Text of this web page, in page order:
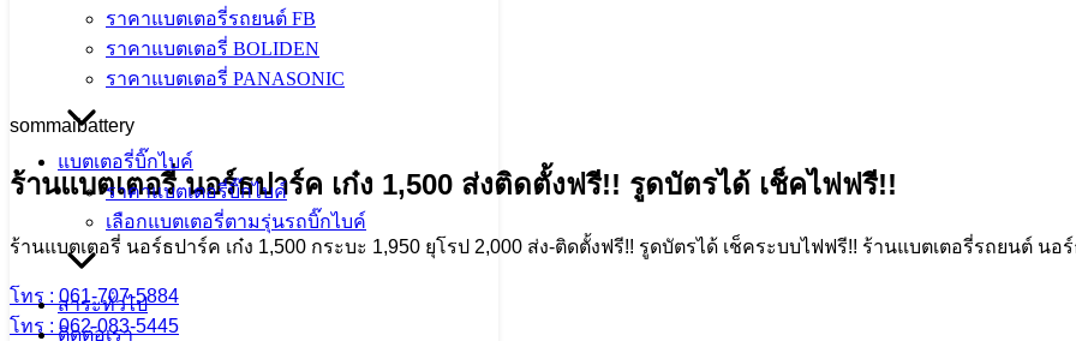
ราคาแบตเตอรี่รถยนต์ FB
ราคาแบตเตอรี่ BOLIDEN
ราคาแบตเตอรี่ PANASONIC
แบตเตอรี่บิ๊กไบค์
ราคาแบตเตอรี่บิ๊กไบค์
เลือกแบตเตอรี่ตามรุ่นรถบิ๊กไบค์
สาระทั่วไป
ติดต่อเรา
sommaibattery
ร้านแบตเตอรี่ นอร์ธปาร์ค เก๋ง 1,500 ส่งติดตั้งฟรี!! รูดบัตรได้ เช็คไฟฟรี!!
ร้านแบตเตอรี่ นอร์ธปาร์ค เก๋ง 1,500 กระบะ 1,950 ยุโรป 2,000 ส่ง-ติดตั้งฟรี!! รูดบัตรได้ เช็คระบบไฟฟรี!! ร้านแบตเตอรี่รถยนต์ นอ
โทร : 061-707-5884
โทร : 062-083-5445